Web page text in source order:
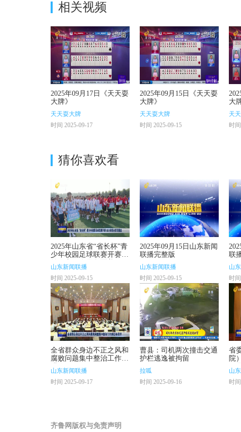
相关视频
2025年09月17日《天天耍
大牌》
天天耍大牌
时间 2025-09-17
2025年09月15日《天天耍
大牌》
天天耍大牌
时间 2025-09-15
大
天
时
猜你喜欢看
2025年山东省“省长杯”青
少年校园足球联赛开赛
首次实现全学段覆盖
山东新闻联播
时间 2025-09-15
2025年09月15日山东新闻
联播完整版
山东新闻联播
时间 2025-09-15
联
山
时
全省群众身边不正之风和
腐败问题集中整治工作推
进会召开
山东新闻联播
时间 2025-09-17
曹县：司机两次撞击交通
护栏逃逸被拘留
拉呱
时间 2025-09-16
省
院
开
山
时
齐鲁网版权与免责声明